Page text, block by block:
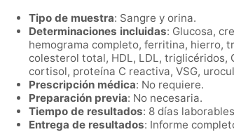
Tipo de muestra: Sangre y orina.
Determinaciones incluidas: Glucosa,
hemograma completo, ferritina, hierro,
colesterol total, HDL, LDL, triglicéridos,
cortisol, proteína C reactiva, VSG,
Prescripción médica: No requiere.
Preparación previa: No necesaria.
Tiempo de resultados: 8 días
Entrega de resultados: Informe